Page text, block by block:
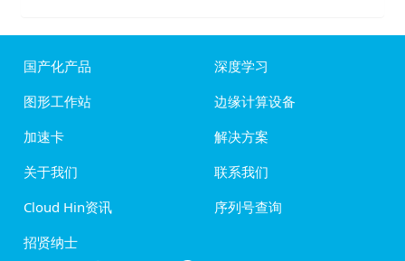
国产化产品
深度学习
图形工作站
边缘计算设备
加速卡
解决方案
关于我们
联系我们
Cloud Hin资讯
序列号查询
招贤纳士